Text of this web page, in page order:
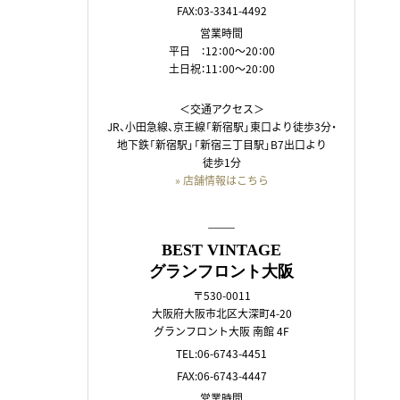
FAX:03-3341-4492
営業時間
平日 ：12：00～20：00
土日祝：11：00～20：00
＜交通アクセス＞
JR、小田急線、京王線「新宿駅」東口より徒歩3分・
地下鉄「新宿駅」「新宿三丁目駅」B7出口より
徒歩1分
» 店舗情報はこちら
――
BEST VINTAGE
グランフロント大阪
〒530-0011
大阪府大阪市北区大深町4-20
グランフロント大阪 南館 4F
TEL:06-6743-4451
FAX:06-6743-4447